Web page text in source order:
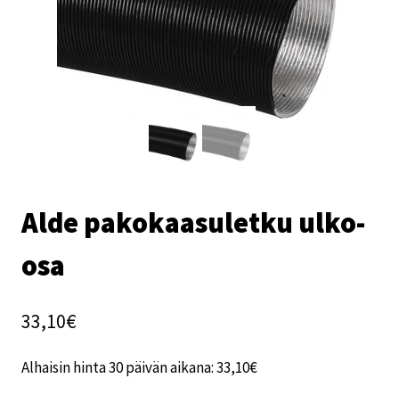
Alde pakokaasuletku ulko-
osa
33,10€
Alhaisin hinta 30 päivän aikana:33,10€